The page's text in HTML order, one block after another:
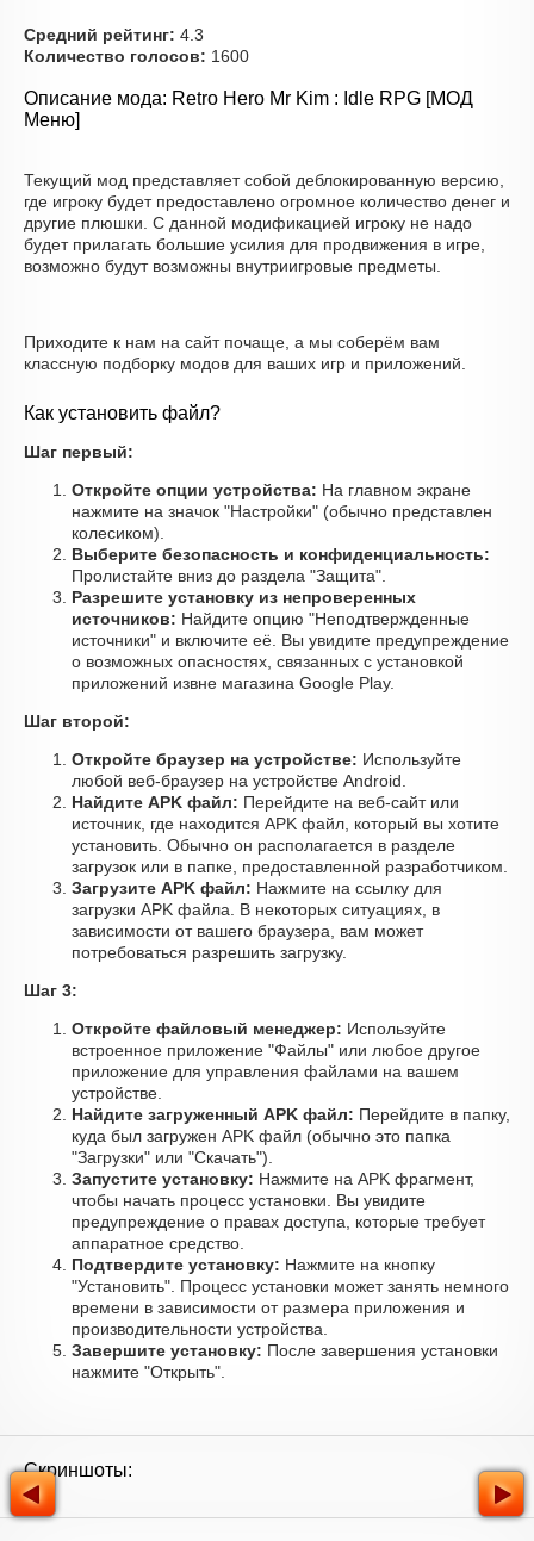
Средний рейтинг: 4.3
Количество голосов: 1600
Описание мода: Retro Hero Mr Kim : Idle RPG [МОД
Меню]
Текущий мод представляет собой деблокированную версию,
где игроку будет предоставлено огромное количество денег и
другие плюшки. С данной модификацией игроку не надо
будет прилагать большие усилия для продвижения в игре,
возможно будут возможны внутриигровые предметы.
Приходите к нам на сайт почаще, а мы соберём вам
классную подборку модов для ваших игр и приложений.
Как установить файл?
Шаг первый:
Откройте опции устройства: На главном экране
нажмите на значок "Настройки" (обычно представлен
колесиком).
Выберите безопасность и конфиденциальность:
Пролистайте вниз до раздела "Защита".
Разрешите установку из непроверенных
источников: Найдите опцию "Неподтвержденные
источники" и включите её. Вы увидите предупреждение
о возможных опасностях, связанных с установкой
приложений извне магазина Google Play.
Шаг второй:
Откройте браузер на устройстве: Используйте
любой веб-браузер на устройстве Android.
Найдите APK файл: Перейдите на веб-сайт или
источник, где находится APK файл, который вы хотите
установить. Обычно он располагается в разделе
загрузок или в папке, предоставленной разработчиком.
Загрузите APK файл: Нажмите на ссылку для
загрузки APK файла. В некоторых ситуациях, в
зависимости от вашего браузера, вам может
потребоваться разрешить загрузку.
Шаг 3:
Откройте файловый менеджер: Используйте
встроенное приложение "Файлы" или любое другое
приложение для управления файлами на вашем
устройстве.
Найдите загруженный APK файл: Перейдите в папку,
куда был загружен APK файл (обычно это папка
"Загрузки" или "Скачать").
Запустите установку: Нажмите на APK фрагмент,
чтобы начать процесс установки. Вы увидите
предупреждение о правах доступа, которые требует
аппаратное средство.
Подтвердите установку: Нажмите на кнопку
"Установить". Процесс установки может занять немного
времени в зависимости от размера приложения и
производительности устройства.
Завершите установку: После завершения установки
нажмите "Открыть".
Скриншоты: